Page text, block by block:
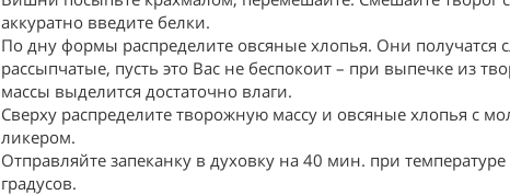
аккуратно введите белки.
По дну формы распределите овсяные хлопья. Они получатся
рассыпчатые, пусть это Вас не беспокоит – при выпечке из
массы выделится достаточно влаги.
Сверху распределите творожную массу и овсяные хлопья с
ликером.
Отправляйте запеканку в духовку на 40 мин. при температуре
градусов.